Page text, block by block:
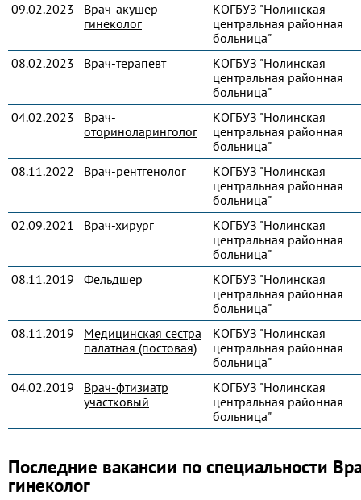
09.02.2023
Врач-акушер-
гинеколог
КОГБУЗ "Нолинская
центральная районная
больница"
08.02.2023
Врач-терапевт
КОГБУЗ "Нолинская
центральная районная
больница"
04.02.2023
Врач-
оториноларинголог
КОГБУЗ "Нолинская
центральная районная
больница"
08.11.2022
Врач-рентгенолог
КОГБУЗ "Нолинская
центральная районная
больница"
02.09.2021
Врач-хирург
КОГБУЗ "Нолинская
центральная районная
больница"
08.11.2019
Фельдшер
КОГБУЗ "Нолинская
центральная районная
больница"
08.11.2019
Медицинская сестра
палатная (постовая)
КОГБУЗ "Нолинская
центральная районная
больница"
04.02.2019
Врач-фтизиатр
участковый
КОГБУЗ "Нолинская
центральная районная
больница"
Последние вакансии по специальности
гинеколог